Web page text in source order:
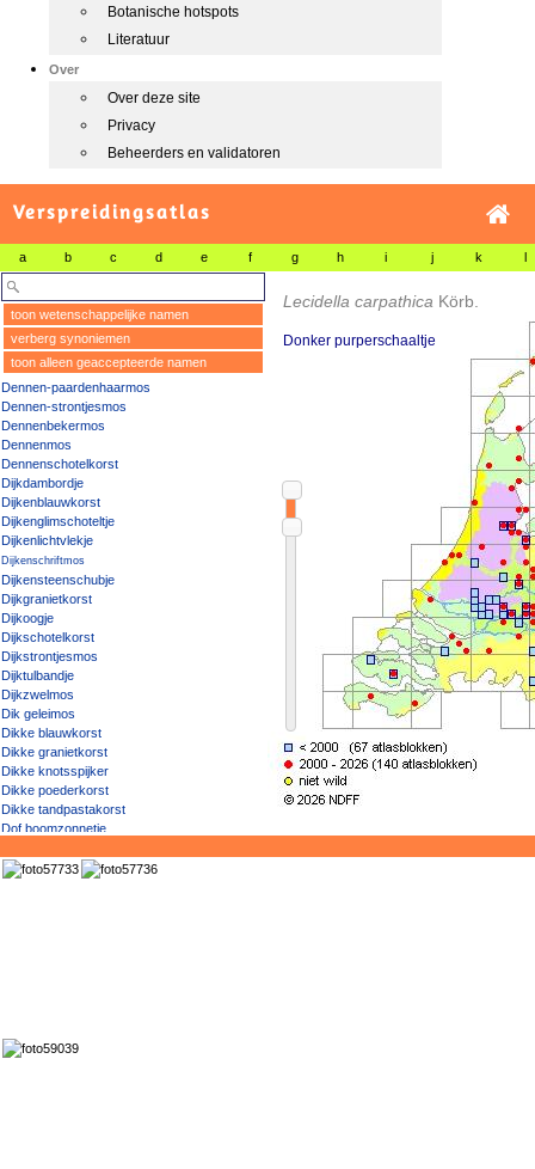
Botanische hotspots
Literatuur
Over
Over deze site
Privacy
Beheerders en validatoren
Verspreidingsatlas
a b c d e f g h i j k l
toon wetenschappelijke namen
verberg synoniemen
toon alleen geaccepteerde namen
Dennen-paardenhaarmos
Dennen-strontjesmos
Dennenbekermos
Dennenmos
Dennenschotelkorst
Dijkdambordje
Dijkenblauwkorst
Dijkenglimschoteltje
Dijkenlichtvlekje
Dijkenschriftmos
Dijkensteenschubje
Dijkgranietkorst
Dijkoogje
Dijkschotelkorst
Dijkstrontjesmos
Dijktulbandje
Dijkzwelmos
Dik geleimos
Dikke blauwkorst
Dikke granietkorst
Dikke knotsspijker
Dikke poederkorst
Dikke tandpastakorst
Dof boomzonnetje
Donker boerenkoolmos
Donkere bomenmos
Donkere boomspiraalkorst
Lecidella carpathica Körb.
Donker purperschaaltje